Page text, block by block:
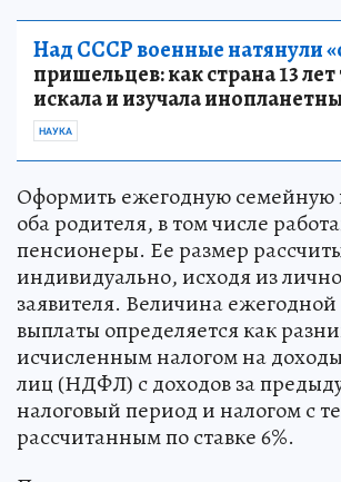
Над СССР военные натянули
пришельцев: как страна 13
искала и изучала
НАУКА
Оформить ежегодную семейную
оба родителя, в том числе
пенсионеры. Ее размер
индивидуально, исходя из
заявителя. Величина
выплаты определяется как
исчисленным налогом на
лиц (НДФЛ) с доходов за
налоговый период и налогом с
рассчитанным по ставке 6%.